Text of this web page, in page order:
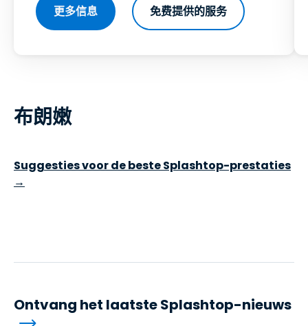
更多信息 免费提供的服务
布朗嫩
Suggesties voor de beste Splashtop-prestaties
→
Ontvang het laatste Splashtop-nieuws